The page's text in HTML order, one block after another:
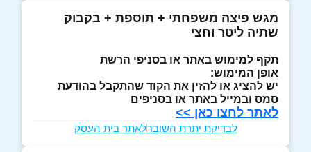
מגש פיצה משפחתי + תוספת + בקבוק
שתיה ליטר וחצי
תקף למימוש באתר או בסניפי הרשת
אופן המימוש:
יש להציג או להזין את הקוד שהתקבל בהודעת
סמס ובמייל באתר או בסניפים
לאתר לחצו כאן >>
לבדיקת יתרת השוברלאתר בית העסק